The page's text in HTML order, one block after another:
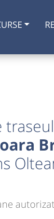
traseul